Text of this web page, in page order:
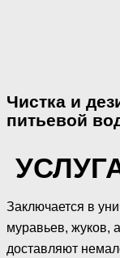
Чистка и
питьевой
Заключается в
муравьев, жуков,
доставляют